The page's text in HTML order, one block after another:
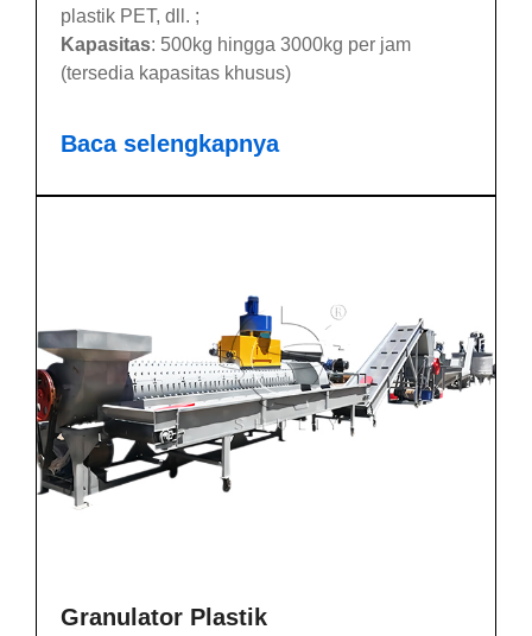
plastik PET, dll. ;
Kapasitas: 500kg hingga 3000kg per jam
(tersedia kapasitas khusus)
Baca selengkapnya
Granulator Plastik